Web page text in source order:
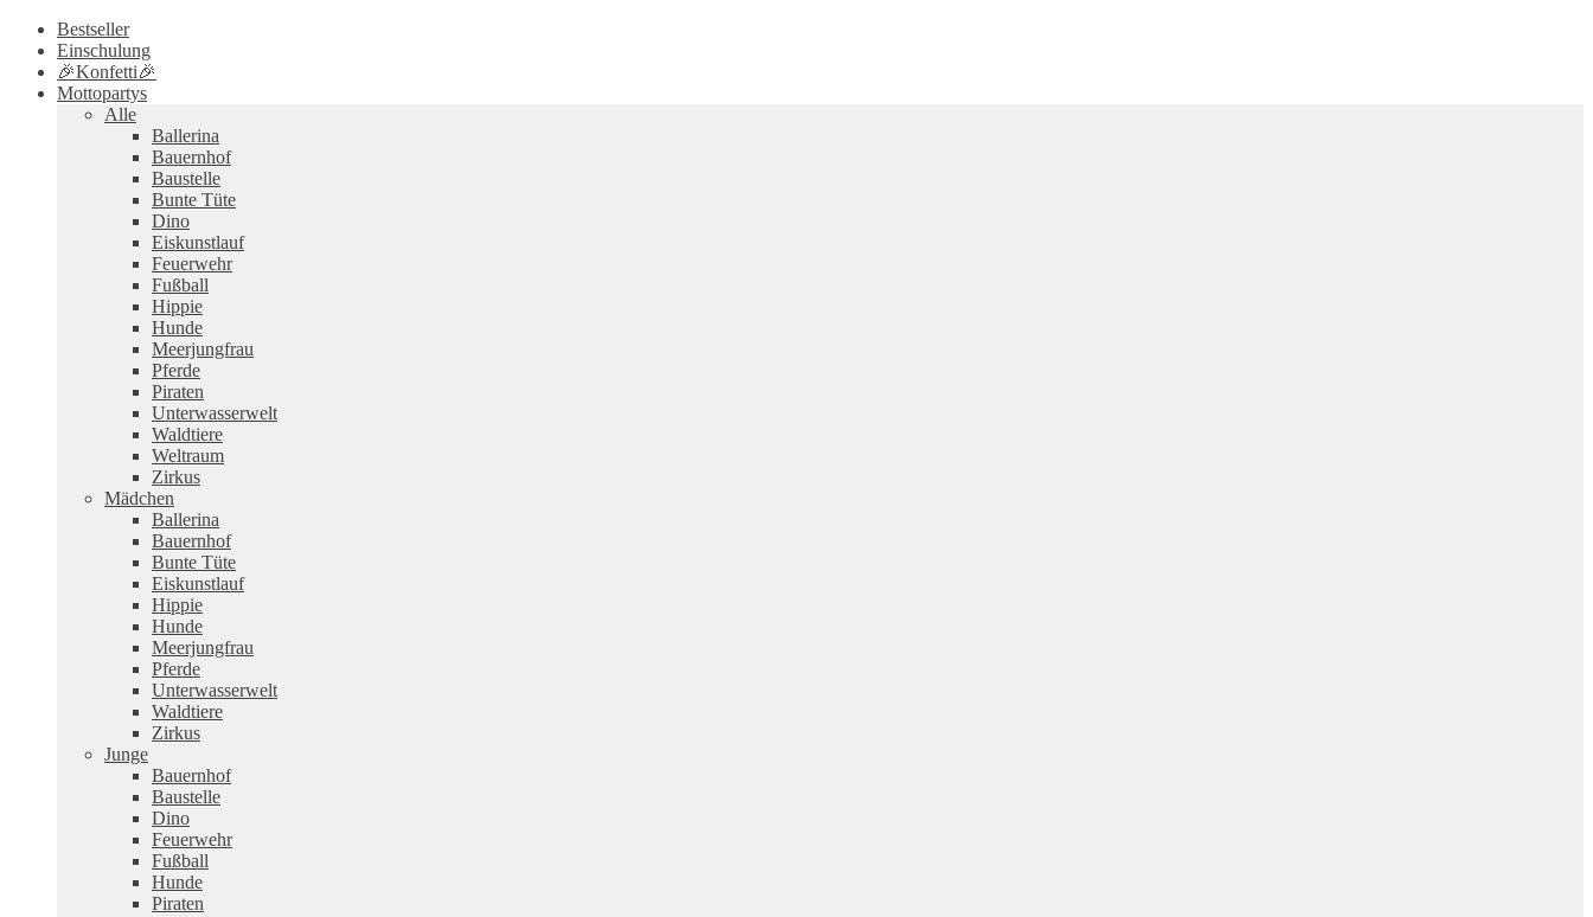
Bestseller
Einschulung
🎉Konfetti🎉
Mottopartys
Alle
Ballerina
Bauernhof
Baustelle
Bunte Tüte
Dino
Eiskunstlauf
Feuerwehr
Fußball
Hippie
Hunde
Meerjungfrau
Pferde
Piraten
Unterwasserwelt
Waldtiere
Weltraum
Zirkus
Mädchen
Ballerina
Bauernhof
Bunte Tüte
Eiskunstlauf
Hippie
Hunde
Meerjungfrau
Pferde
Unterwasserwelt
Waldtiere
Zirkus
Junge
Bauernhof
Baustelle
Dino
Feuerwehr
Fußball
Hunde
Piraten